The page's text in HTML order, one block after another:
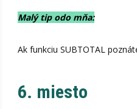
Malý tip odo mňa:
Ak funkciu SUBTOTAL
6. miesto